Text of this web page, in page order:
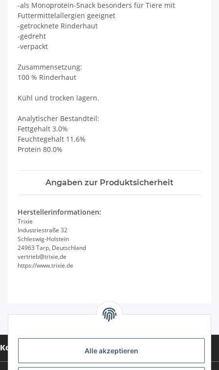
Alle akzeptieren
-als Monoprotein-Snack besonders für Tiere mit
Futtermittelallergien geeignet
-getrocknete Rinderhaut
-gedreht
-verpackt
Zusammensetzung:
100 % Rinderhaut
Kühl und trocken lagern.
Analytischer Bestandteil:
Fettgehalt 3.0%
Feuchtegehalt 11.6%
Protein 80.0%
Angaben zur Produktsicherheit
Herstellerinformationen:
Trixie
Industriestraße 32
Schleswig-Holstein
24963 Tarp, Deutschland
vertrieb@trixie,de
https://www.trixie.de
Kontakt